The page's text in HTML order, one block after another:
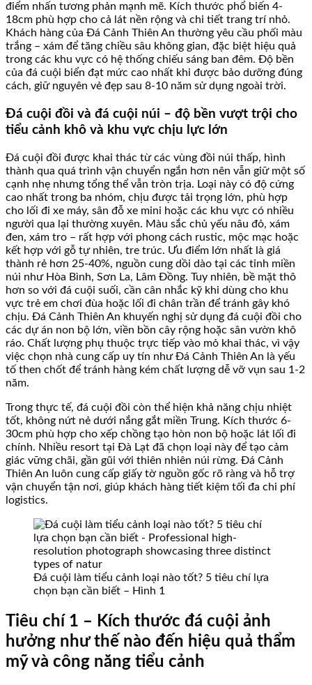
điểm nhấn tương phản mạnh mẽ. Kích thước phổ biến 4-
18cm phù hợp cho cả lát nền rộng và chi tiết trang trí nhỏ.
Khách hàng của Đá Cảnh Thiên An thường yêu cầu phối màu
trắng – xám để tăng chiều sâu không gian, đặc biệt hiệu quả
trong các khu vực có hệ thống chiếu sáng ban đêm. Độ bền
của đá cuội biển đạt mức cao nhất khi được bảo dưỡng đúng
cách, giữ nguyên vẻ đẹp sau 8-10 năm sử dụng ngoài trời.
Đá cuội đồi và đá cuội núi – độ bền vượt trội cho
tiểu cảnh khô và khu vực chịu lực lớn
Đá cuội đồi được khai thác từ các vùng đồi núi thấp, hình
thành qua quá trình vận chuyển ngắn hơn nên vẫn giữ một số
cạnh nhẹ nhưng tổng thể vẫn tròn trịa. Loại này có độ cứng
cao nhất trong ba nhóm, chịu được tải trọng lớn, phù hợp
cho lối đi xe máy, sân đỗ xe mini hoặc các khu vực có nhiều
người qua lại thường xuyên. Màu sắc chủ yếu nâu đỏ, xám
đen, xám tro – rất hợp với phong cách rustic, mộc mạc hoặc
kết hợp với gỗ tự nhiên, tre trúc. Ưu điểm lớn nhất là giá
thành rẻ hơn 25-40%, nguồn cung dồi dào tại các tỉnh miền
núi như Hòa Bình, Sơn La, Lâm Đồng. Tuy nhiên, bề mặt thô
hơn so với đá cuội suối, cần cân nhắc kỹ khi dùng cho khu
vực trẻ em chơi đùa hoặc lối đi chân trần để tránh gây khó
chịu. Đá Cảnh Thiên An khuyến nghị sử dụng đá cuội đồi cho
các dự án non bộ lớn, viền bồn cây rộng hoặc sân vườn khô
ráo. Chất lượng phụ thuộc trực tiếp vào mỏ khai thác, vì vậy
việc chọn nhà cung cấp uy tín như Đá Cảnh Thiên An là yếu
tố then chốt để tránh hàng kém chất lượng dễ vỡ vụn sau 1-2
năm.
Trong thực tế, đá cuội đồi còn thể hiện khả năng chịu nhiệt
tốt, không nứt nẻ dưới nắng gắt miền Trung. Kích thước 6-
30cm phù hợp cho xếp chồng tạo hòn non bộ hoặc lát lối đi
chính. Nhiều resort tại Đà Lạt đã chọn loại này để tạo cảm
giác vững chãi, gần gũi với thiên nhiên núi rừng. Đá Cảnh
Thiên An luôn cung cấp giấy tờ nguồn gốc rõ ràng và hỗ trợ
vận chuyển tận nơi, giúp khách hàng tiết kiệm tối đa chi phí
logistics.
Đá cuội làm tiểu cảnh loại nào tốt? 5 tiêu chí lựa
chọn bạn cần biết – Hình 1
Tiêu chí 1 – Kích thước đá cuội ảnh
hưởng như thế nào đến hiệu quả thẩm
mỹ và công năng tiểu cảnh